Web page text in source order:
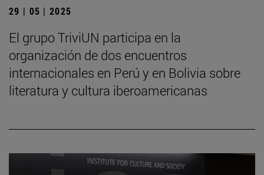
29 | 05 | 2025
El grupo TriviUN participa en la
organización de dos encuentros
internacionales en Perú y en Bolivia sobre
literatura y cultura iberoamericanas